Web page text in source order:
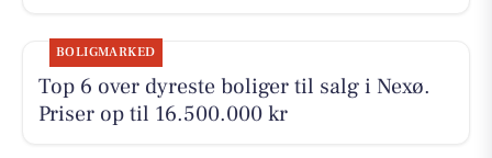
BOLIGMARKED
Top 6 over dyreste boliger til salg i Nexø.
Priser op til 16.500.000 kr